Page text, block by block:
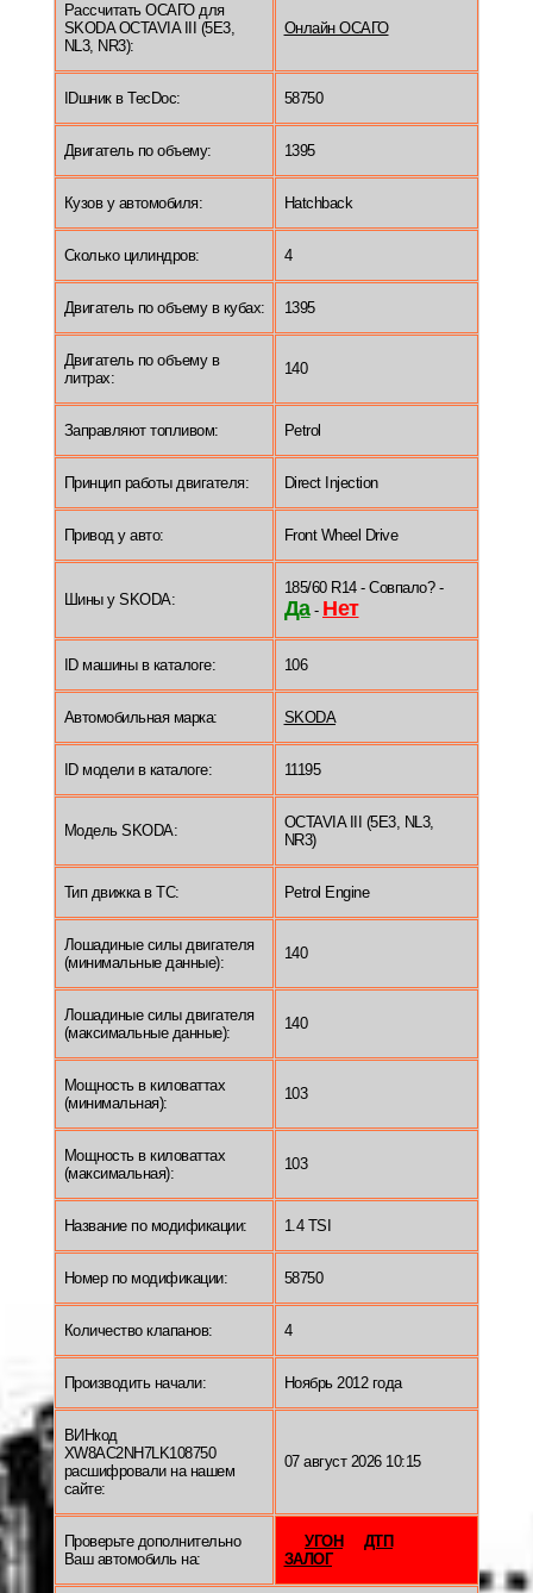
Рассчитать ОСАГО для
SKODA OCTAVIA III (5E3,
NL3, NR3):
Онлайн ОСАГО
IDшник в TecDoc: 58750
Двигатель по объему: 1395
Кузов у автомобиля: Hatchback
Сколько цилиндров: 4
Двигатель по объему в кубах: 1395
Двигатель по объему в
литрах:
140
Заправляют топливом: Petrol
Принцип работы двигателя: Direct Injection
Привод у авто: Front Wheel Drive
Шины у SKODA:
185/60 R14 - Совпало? -
Да- Нет
ID машины в каталоге: 106
Автомобильная марка: SKODA
ID модели в каталоге: 11195
Модель SKODA:
OCTAVIA III (5E3, NL3,
NR3)
Тип движка в ТС: Petrol Engine
Лошадиные силы двигателя
(минимальные данные):
140
Лошадиные силы двигателя
(максимальные данные):
140
Мощность в киловаттах
(минимальная):
103
Мощность в киловаттах
(максимальная):
103
Название по модификации: 1.4 TSI
Номер по модификации: 58750
Количество клапанов: 4
Производить начали: Ноябрь 2012 года
ВИНкод
XW8AC2NH7LK108750
расшифровали на нашем
сайте:
07 август 2026 10:15
Проверьте дополнительно
Ваш автомобиль на:
УГОН
ДТП
ЗАЛОГ